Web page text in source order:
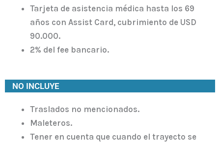
Tarjeta de asistencia médica hasta los 69
años con Assist Card, cubrimiento de USD
90.000.
2% del fee bancario.
NO INCLUYE
Traslados no mencionados.
Maleteros.
Tener en cuenta que cuando el trayecto se